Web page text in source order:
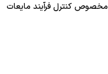
پراب EX حرارتی RTD مدل JUMO T902820 مخصوص کنترل فرآیند مایعات